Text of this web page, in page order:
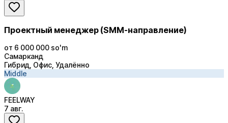
Проектный менеджер (SMM-направление)
от 6 000 000 so'm
Самарканд
Гибрид, Офис, Удалённо
Middle
FEELWAY
7 авг.